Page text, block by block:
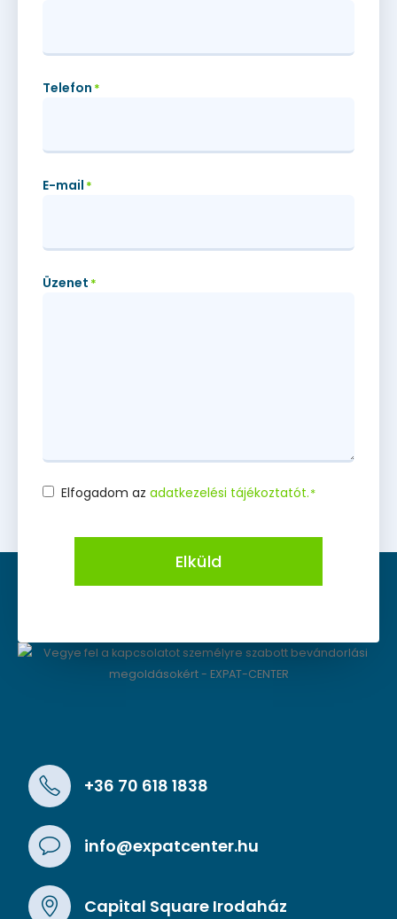
Telefon *
E-mail *
Üzenet *
Consent*
Elfogadom az adatkezelési tájékoztatót.*
Elküld
+36 70 618 1838
info@expatcenter.hu
Capital Square Irodaház